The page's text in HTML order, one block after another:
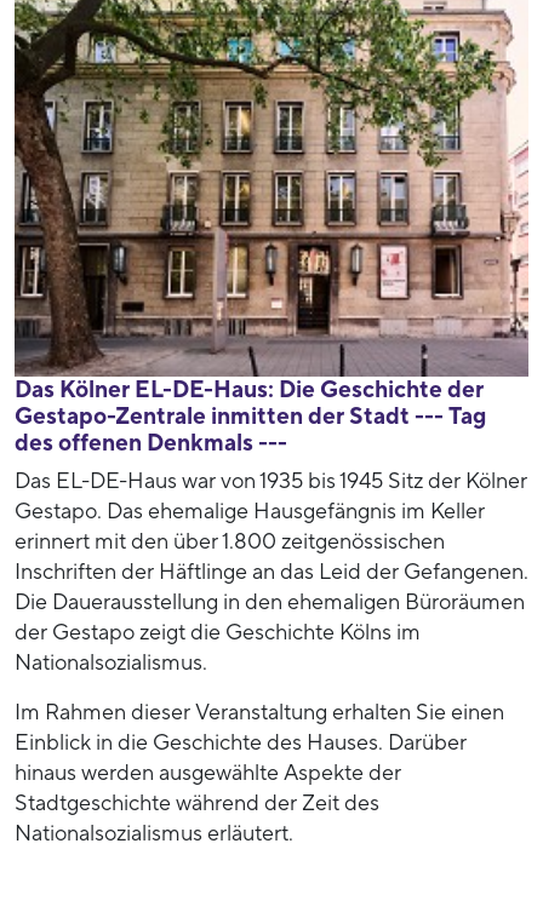
Das Kölner EL-DE-Haus: Die Geschichte der
Gestapo-Zentrale inmitten der Stadt --- Tag
des offenen Denkmals ---
Das EL-DE-Haus war von 1935 bis 1945 Sitz der Kölner
Gestapo. Das ehemalige Hausgefängnis im Keller
erinnert mit den über 1.800 zeitgenössischen
Inschriften der Häftlinge an das Leid der Gefangenen.
Die Dauerausstellung in den ehemaligen Büroräumen
der Gestapo zeigt die Geschichte Kölns im
Nationalsozialismus.
Im Rahmen dieser Veranstaltung erhalten Sie einen
Einblick in die Geschichte des Hauses. Darüber
hinaus werden ausgewählte Aspekte der
Stadtgeschichte während der Zeit des
Nationalsozialismus erläutert.